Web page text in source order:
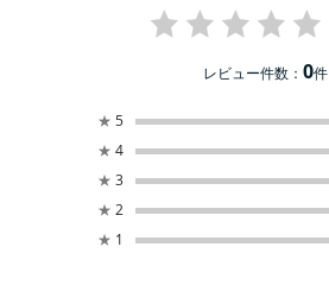
レビュー件数：0件
★ 5
★ 4
★ 3
★ 2
★ 1